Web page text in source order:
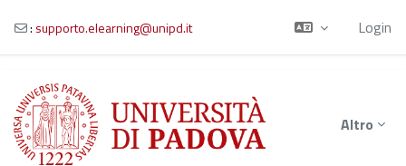
Vai al contenuto principale
: supporto.elearning@unipd.it Login
Altro